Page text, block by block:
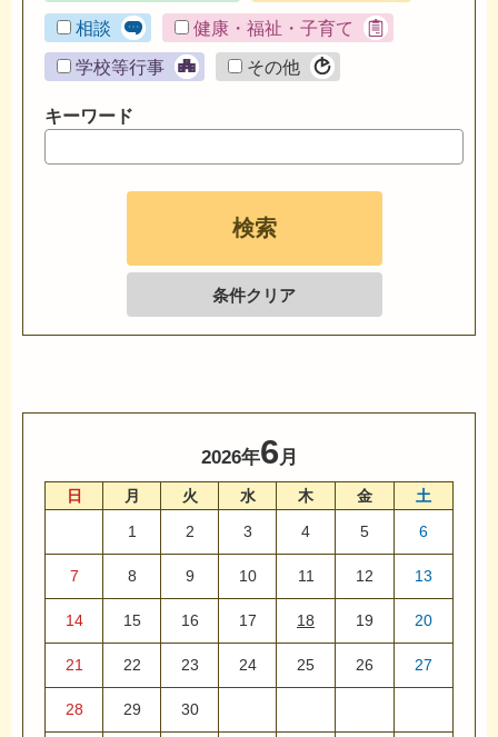
相談 健康・福祉・子育て
学校等行事 その他
キーワード
条件クリア
2026年6 月
日 月 火 水 木 金
土
1
2 3 4 5 6
7 8 9 10 11 12 13
14 15 16 17 18 19 20
21 22 23 24 25 26 27
28 29 30